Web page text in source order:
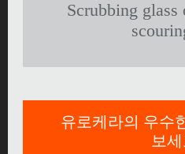
Scrubbing
유로케라의 우수
보